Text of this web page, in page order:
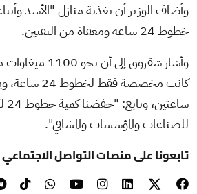
وأضاف الوزير أن تغذية منازل "الأسد
خطوط 24 ساعة ومعفاة من التقنين.
وأشار شقروق إلى
كانت مخصصة
للصناعات والمؤسسات والمشافي".
تابعونا على منصات التواصل الاجتماعي